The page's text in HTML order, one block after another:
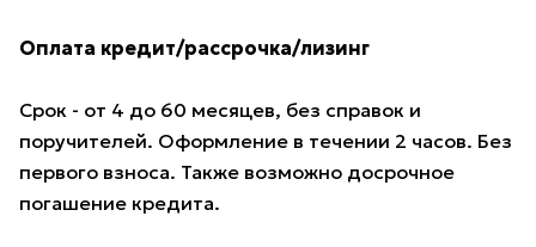
Оплата кредит/рассрочка/лизинг
Срок - от 4 до 60 месяцев, без справок и
поручителей. Оформление в течении 2 часов. Без
первого взноса. Также возможно досрочное
погашение кредита.